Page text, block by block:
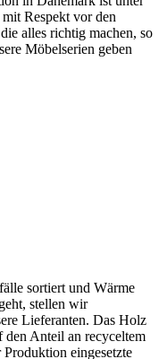
Respekt vor den
alles richtig machen, so
Möbelserien geben
sortiert und Wärme
stellen wir
Lieferanten. Das Holz
den Anteil an recyceltem
eingesetzte